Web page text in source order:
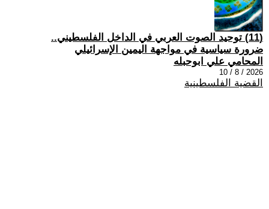
(11) توحيد الصوت العربي في الداخل الفلسطيني..
ضرورة سياسية في مواجهة اليمين الإسرائيلي
المحامي علي ابوحبله
2026 / 8 / 10
القضية الفلسطينية